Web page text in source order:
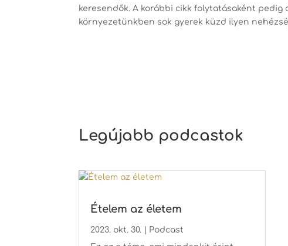
keresendők. A korábbi cikk folytatásaként
környezetünkben sok gyerek küzd ilyen
Legújabb podcastok
Ételem az életem
2023. okt. 30.
Podcast